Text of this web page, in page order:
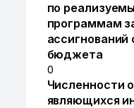
по
программам
бюджета
0
Численности
являющихся